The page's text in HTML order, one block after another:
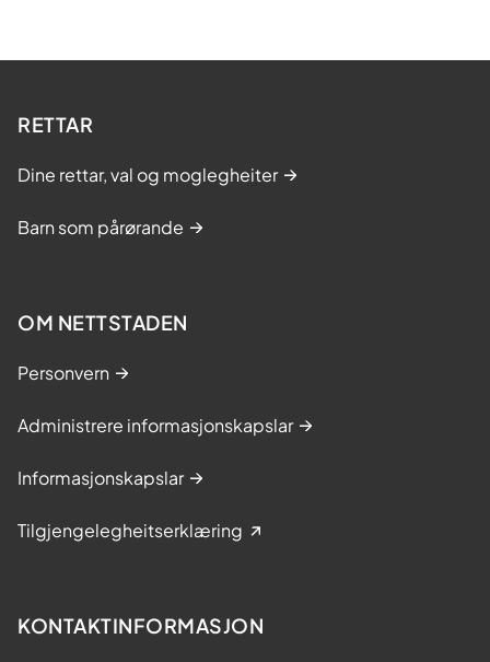
RETTAR
Dine rettar, val og moglegheiter
Barn som pårørande
OM NETTSTADEN
Personvern
Administrere informasjonskapslar
Informasjonskapslar
Tilgjengelegheitserklæring
KONTAKTINFORMASJON